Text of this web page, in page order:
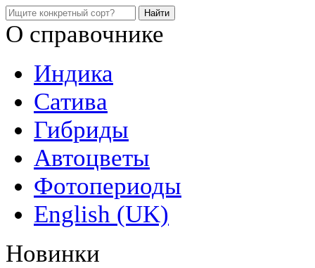
О справочнике
Индика
Сатива
Гибриды
Автоцветы
Фотопериоды
English (UK)
Новинки